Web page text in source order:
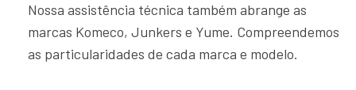
Nossa assistência técnica também abrange as
marcas Komeco, Junkers e Yume. Compreendemos
as particularidades de cada marca e modelo.